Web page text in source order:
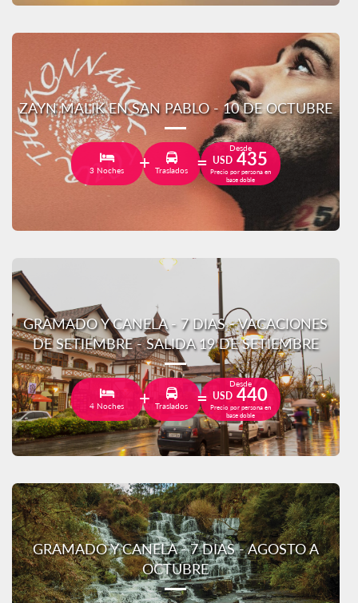
ZAYN MALIK EN SAN PABLO - 10 DE OCTUBRE
3 Noches Traslados
Desde
USD 435
Precio por persona en
base doble
GRAMADO Y CANELA - 7 DIAS - VACACIONES
DE SETIEMBRE - SALIDA 19 DE SETIEMBRE
4 Noches Traslados
Desde
USD 440
Precio por persona en
base doble
GRAMADO Y CANELA - 7 DIAS - AGOSTO A
OCTUBRE